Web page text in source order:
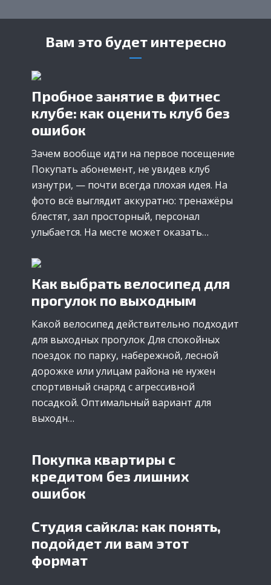
Вам это будет интересно
Пробное занятие в фитнес
клубе: как оценить клуб без
ошибок
Зачем вообще идти на первое посещение
Покупать абонемент, не увидев клуб
изнутри, — почти всегда плохая идея. На
фото всё выглядит аккуратно: тренажёры
блестят, зал просторный, персонал
улыбается. На месте может оказать…
Как выбрать велосипед для
прогулок по выходным
Какой велосипед действительно подходит
для выходных прогулок Для спокойных
поездок по парку, набережной, лесной
дорожке или улицам района не нужен
спортивный снаряд с агрессивной
посадкой. Оптимальный вариант для
выходн…
Покупка квартиры с
кредитом без лишних
ошибок
Студия сайкла: как понять,
подойдет ли вам этот
формат